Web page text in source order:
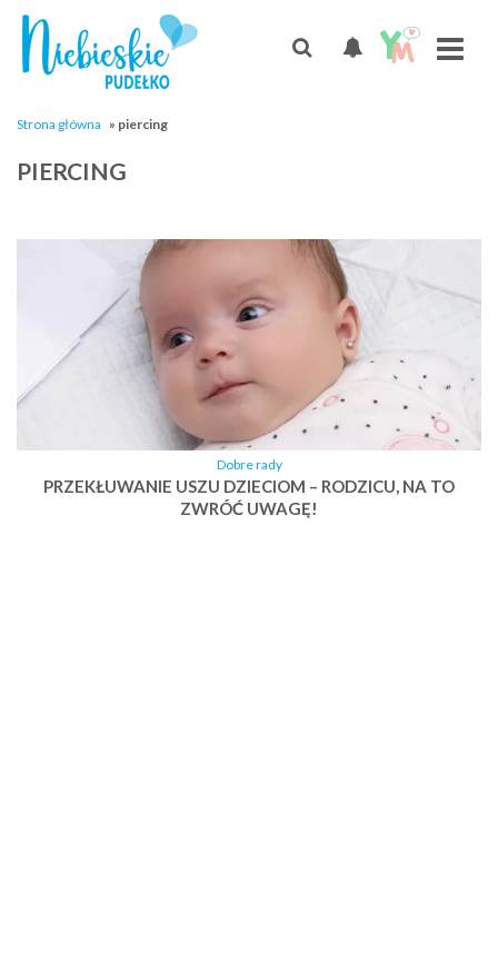
Strona główna » piercing
PIERCING
Dobre rady
PRZEKŁUWANIE USZU DZIECIOM – RODZICU, NA TO
ZWRÓĆ UWAGĘ!